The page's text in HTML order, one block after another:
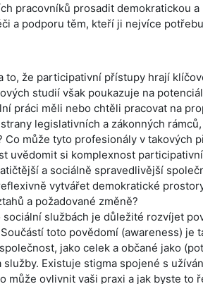
pracovníků prosadit demokratickou
a podporu těm, kteří ji nejvíce
to, že participativní přístupy hrají
studií však poukazuje na
práci měli nebo chtěli pracovat na
legislativních a zákonných
může tyto profesionály v takových
uvědomit si komplexnost
a sociálně spravedlivější
vytvářet demokratické
a požadované změně?
službách je důležité rozvíjet
toto povědomí (awareness) je
jako celek a občané jako
Existuje stigma spojené s
může ovlivnit vaši praxi a jak byste to